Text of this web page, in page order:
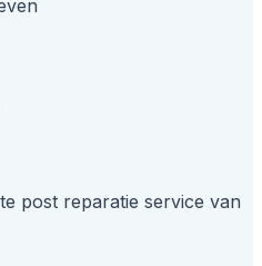
post reparatie service van